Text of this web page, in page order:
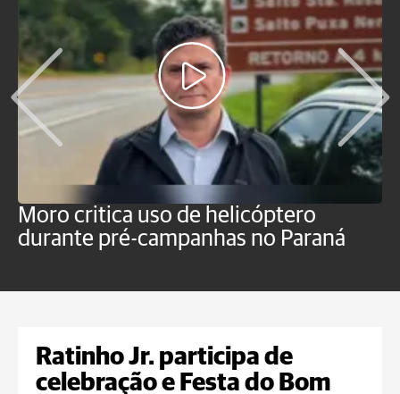
Moro critica uso de helicóptero
durante pré-campanhas no Paraná
Ratinho Jr. participa de
celebração e Festa do Bom